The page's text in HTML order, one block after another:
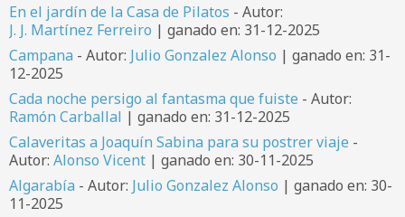
En el jardín de la Casa de Pilatos - Autor:
J. J. Martínez Ferreiro | ganado en: 31-12-2025
Campana - Autor: Julio Gonzalez Alonso | ganado en: 31-
12-2025
Cada noche persigo al fantasma que fuiste - Autor:
Ramón Carballal | ganado en: 31-12-2025
Calaveritas a Joaquín Sabina para su postrer viaje -
Autor: Alonso Vicent | ganado en: 30-11-2025
Algarabía - Autor: Julio Gonzalez Alonso | ganado en: 30-
11-2025